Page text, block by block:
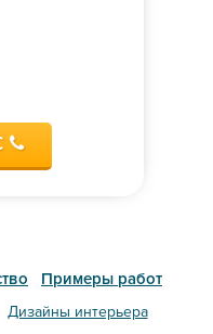
Примеры работ
Дизайны интерьера